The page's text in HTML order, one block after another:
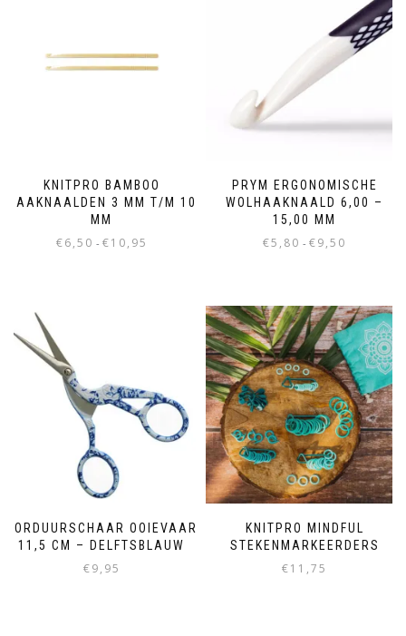
KNITPRO BAMBOO
HAAKNAALDEN 3 MM T/M 10
MM
€6,50 - €10,95
PRYM ERGONOMISCHE
WOLHAAKNAALD 6,00 –
15,00 MM
€5,80 - €9,50
BORDUURSCHAAR OOIEVAAR
11,5 CM – DELFTSBLAUW
€9,95
KNITPRO MINDFUL
STEKENMARKEERDERS
€11,75